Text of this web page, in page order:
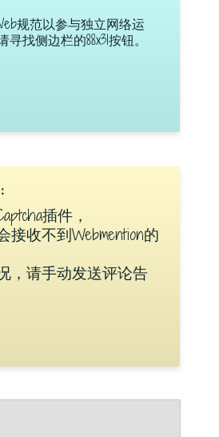
规范以参与独立网络运
找侧边栏的88x31按钮。
插件，
接收不到Webmention的
，请手动发送评论告